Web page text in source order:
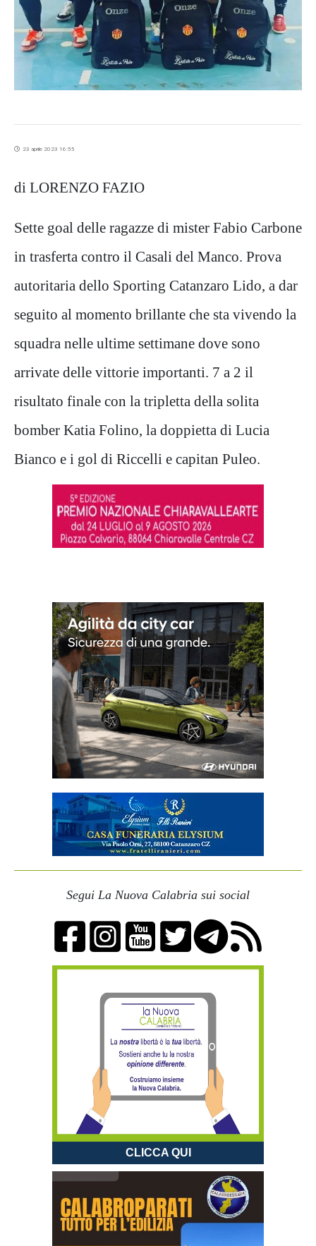
23 aprile 2023 16:55
di LORENZO FAZIO
Sette goal delle ragazze di mister Fabio Carbone
in trasferta contro il Casali del Manco. Prova
autoritaria dello Sporting Catanzaro Lido, a dar
seguito al momento brillante che sta vivendo la
squadra nelle ultime settimane dove sono
arrivate delle vittorie importanti. 7 a 2 il
risultato finale con la tripletta della solita
bomber Katia Folino, la doppietta di Lucia
Bianco e i gol di Riccelli e capitan Puleo.
Segui La Nuova Calabria sui social
CLICCA QUI